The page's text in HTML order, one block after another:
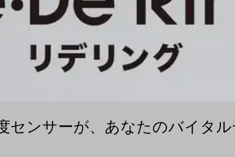
センサーが、あなたのバイタ